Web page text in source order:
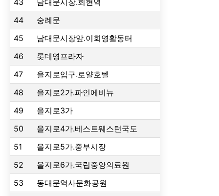
44
숭례문
45
남대문시장앞.이회영활동터
46
롯데영프라자
47
을지로입구.로얄호텔
48
을지로2가.파인에비뉴
49
을지로3가
50
을지로4가.베스트웨스턴국도
51
을지로5가.중부시장
52
을지로6가.국립중앙의료원
53
동대문역사문화공원